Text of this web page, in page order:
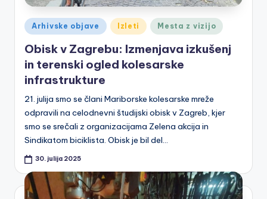
k
o
le
a
k
a
Posted
in
Arhivske objave Izleti Mesta z vizijo
Obisk v Zagrebu: Izmenjava izkušenj
in terenski ogled kolesarske
infrastrukture
21. julija smo se člani Mariborske kolesarske mreže
odpravili na celodnevni študijski obisk v Zagreb, kjer
smo se srečali z organizacijama Zelena akcija in
Sindikatom biciklista. Obisk je bil del…
30. julija 2025